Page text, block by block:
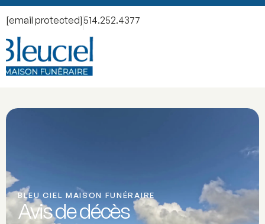
[email protected] 514.252.4377
BLEU CIEL MAISON FUNÉRAIRE
Avis de décès